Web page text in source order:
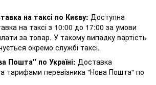
на таксі по Києву: Доступна
на таксі з 10:00 до 17:00 за умови
за товар. У такому випадку вартість
окремо службі таксі.
Пошта" по Україні: Доставка
тарифами перевізника "Нова Пошта" по